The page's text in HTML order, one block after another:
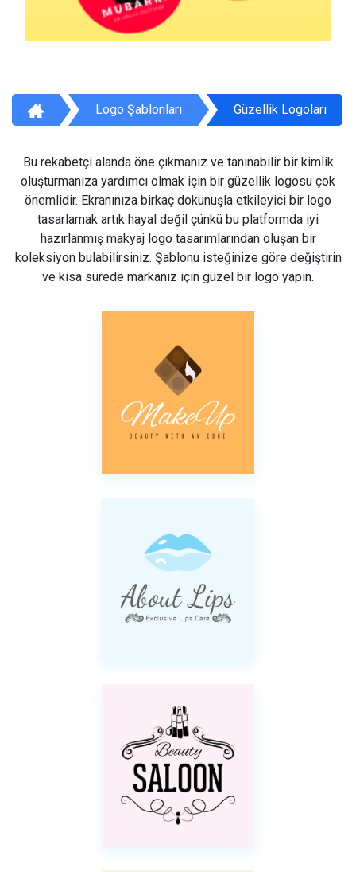
Logo Şablonları Güzellik Logoları
Bu rekabetçi alanda öne çıkmanız ve tanınabilir bir kimlik
oluşturmanıza yardımcı olmak için bir güzellik logosu çok
önemlidir. Ekranınıza birkaç dokunuşla etkileyici bir logo
tasarlamak artık hayal değil çünkü bu platformda iyi
hazırlanmış makyaj logo tasarımlarından oluşan bir
koleksiyon bulabilirsiniz. Şablonu isteğinize göre değiştirin
ve kısa sürede markanız için güzel bir logo yapın.